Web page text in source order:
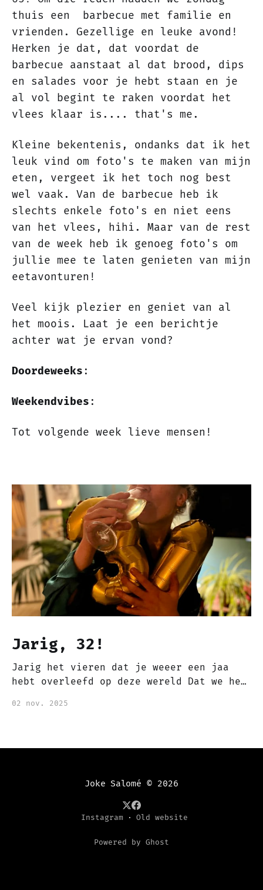
thuis een barbecue met familie en
vrienden. Gezellige en leuke avond!
Herken je dat, dat voordat de
barbecue aanstaat al dat brood, dips
en salades voor je hebt staan en je
al vol begint te raken voordat het
vlees klaar is.... that's me.
Kleine bekentenis, ondanks dat ik het
leuk vind om foto's te maken van mijn
eten, vergeet ik het toch nog best
wel vaak. Van de barbecue heb ik
slechts enkele foto's en niet eens
van het vlees, hihi. Maar van de rest
van de week heb ik genoeg foto's om
jullie mee te laten genieten van mijn
eetavonturen!
Veel kijk plezier en geniet van al
het moois. Laat je een berichtje
achter wat je ervan vond?
Doordeweeks :
Weekendvibes :
Tot volgende week lieve mensen!
Jarig, 32!
Jarig het vieren dat je weeer een jaa
hebt overleefd op deze wereld Dat we het
levens jaar begint Jaar dat gevierd mag
het leven vieren, want het leven
02 nov. 2025
Joke Salomé © 2026
Instagram Old website
Powered by Ghost